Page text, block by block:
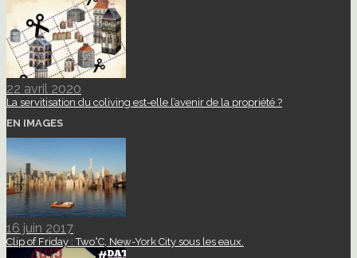
22 avril 2020
La servitisation du coliving est-elle l’avenir de la propriété ?
EN IMAGES
16 juin 2017
Clip of Friday : Two°C, New-York City sous les eaux.